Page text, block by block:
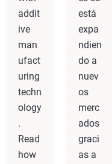
addit
ive
man
ufact
uring
techn
ology
.
Read
how
está
expa
ndien
do a
nuev
os
merc
ados
graci
as a